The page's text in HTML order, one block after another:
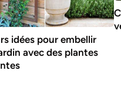
idées pour embellir
avec des plantes